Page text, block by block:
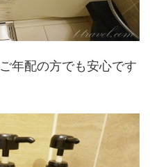
年配の方でも安心です